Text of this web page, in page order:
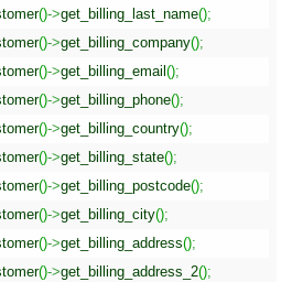
()->get_billing_last_name();
()->get_billing_company();
()->get_billing_email ();
()->get_billing_phone();
()->get_billing_country();
()->get_billing_state();
()->get_billing_postcode();
()->get_billing_city();
()->get_billing_address();
()->get_billing_address_2();